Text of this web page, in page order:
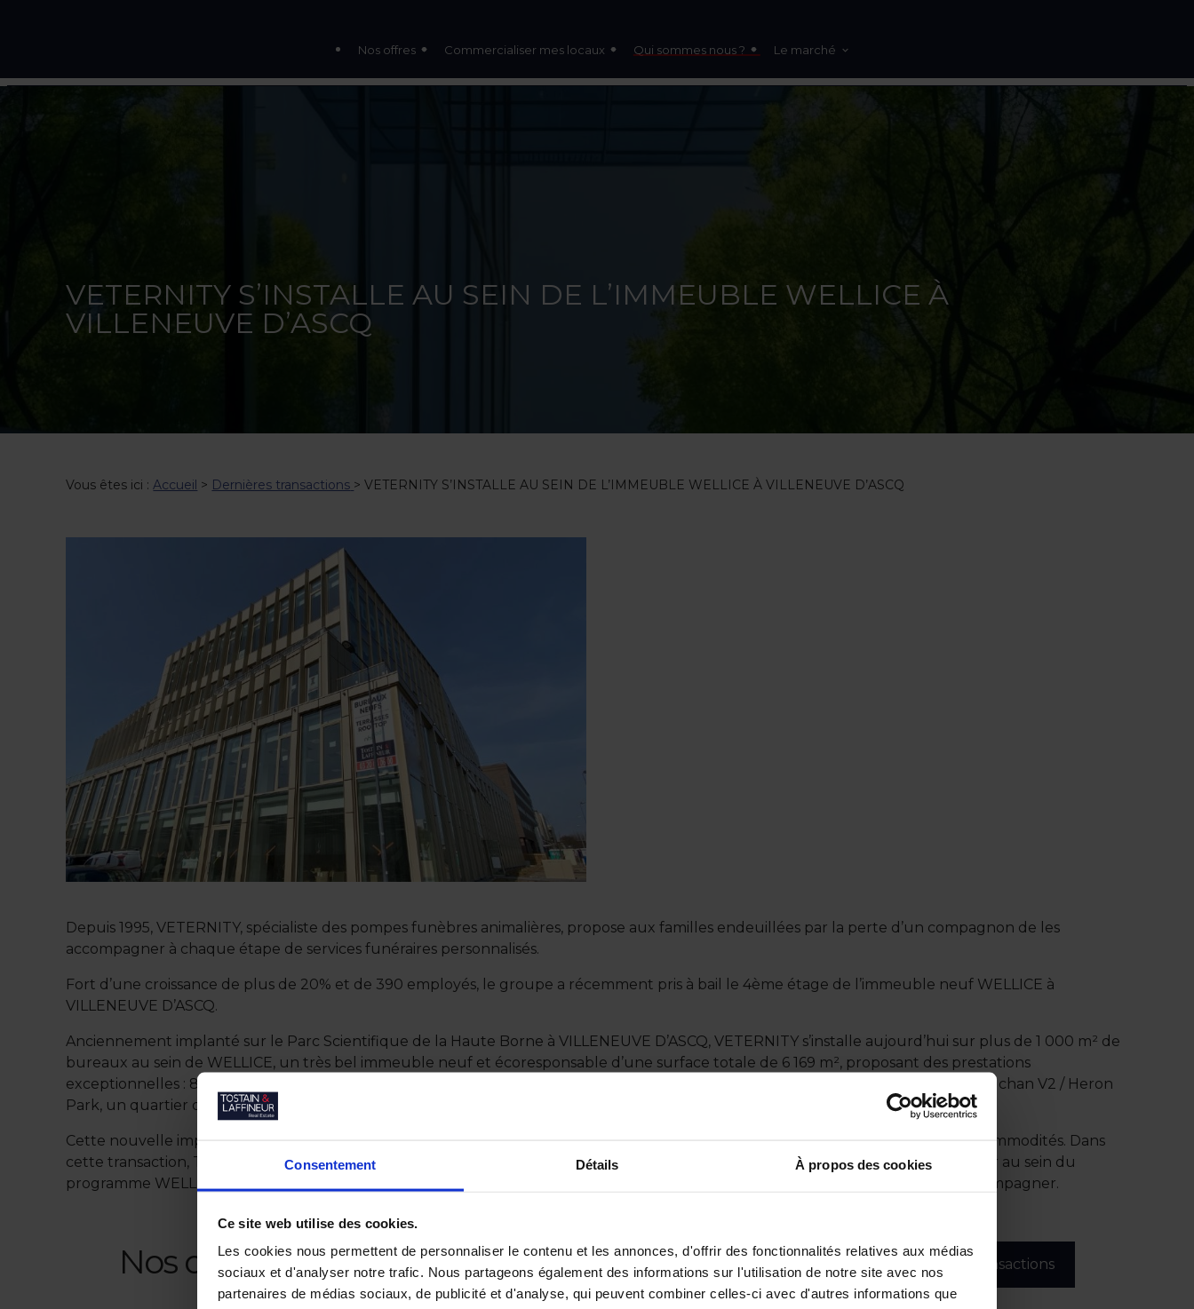
Consentement Détails À propos des cookies
Ce site web utilise des cookies.
Les cookies nous permettent de personnaliser le contenu et les annonces, d'offrir des fonctionnalités relatives aux médias
sociaux et d'analyser notre trafic. Nous partageons également des informations sur l'utilisation de notre site avec nos
partenaires de médias sociaux, de publicité et d'analyse, qui peuvent combiner celles-ci avec d'autres informations que
Nos offres Commercialiser mes locaux Qui sommes nous ? Le marché
VETERNITY S’INSTALLE AU SEIN DE L’IMMEUBLE WELLICE À
VILLENEUVE D’ASCQ
Vous êtes ici :Accueil > Dernières transactions >VETERNITY S’INSTALLE AU SEIN DE L’IMMEUBLE WELLICE À VILLENEUVE D’ASCQ
Depuis 1995, VETERNITY, spécialiste des pompes funèbres animalières, propose aux familles endeuillées par la perte d’un compagnon de les
accompagner à chaque étape de services funéraires personnalisés.
Fort d’une croissance de plus de 20% et de 390 employés, le groupe a récemment pris à bail le 4ème étage de l’immeuble neuf WELLICE à
VILLENEUVE D’ASCQ.
Anciennement implanté sur le Parc Scientifique de la Haute Borne à VILLENEUVE D’ASCQ, VETERNITY s’installe aujourd’hui sur plus de 1 000 m² de
bureaux au sein de WELLICE, un très bel immeuble neuf et écoresponsable d’une surface totale de 6 169 m², proposant des prestations
exceptionnelles : 880 m² de terrasses, rooftop, vestiaires et douches, … De plus, WELLLICE est situé dans le secteur commercial d’Auchan V2 / Heron
Park, un quartier dynamique et à proximité du métro « Hôtel de Ville » à VILLENEUVE D’ASCQ.
Cette nouvelle implantation permet ainsi à VETERNITY de bénéficier d’un espace de travail plus moderne, proche de toutes les commodités. Dans
cette transaction, TOSTAIN LAFFINEUR a été le conseil de VETERNITY et de la société Midi2i (Bailleur). Vous souhaitez vous installer au sein du
programme WELLICE ou avez des projets immobiliers sur la Métropole Lilloise, TOSTAIN LAFFINEUR se fera un plaisir de vous accompagner.
Nos dernières transactions Toutes nos transactions